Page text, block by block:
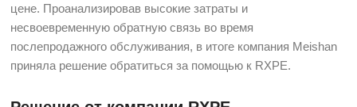
цене. Проанализировав высокие затраты и
несвоевременную обратную связь во время
послепродажного обслуживания, в итоге компания Meishan
приняла решение обратиться за помощью к RXPE.